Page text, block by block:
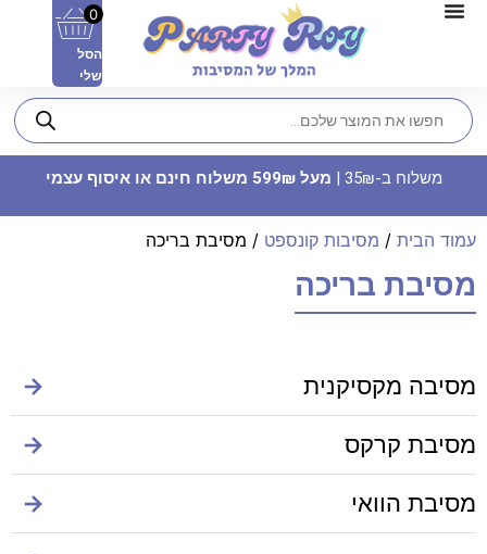
0
הסל
שלי
משלוח ב-35₪ | מעל 599₪ משלוח חינם או איסוף עצמי
עמוד הבית / מסיבות קונספט / מסיבת בריכה
מסיבת בריכה
מסיבה מקסיקנית →
מסיבת קרקס →
מסיבת הוואי →